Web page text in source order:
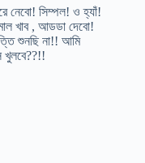
নেবো! সিম্পল! ও হ্যাঁ!
খাব , আডডা দেবো!
শুনছি না!! আমি
খুলবে??!!